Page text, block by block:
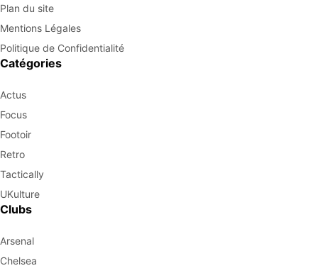
Plan du site
Mentions Légales
Politique de Confidentialité
Catégories
Actus
Focus
Footoir
Retro
Tactically
UKulture
Clubs
Arsenal
Chelsea